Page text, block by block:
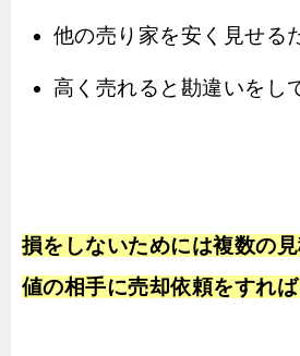
他の売り家を安く見せる
高く売れると勘違いをし
損をしないためには複数の
値の相手に売却依頼をすれば